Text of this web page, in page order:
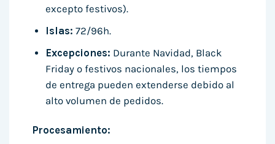
excepto festivos).
Islas: 72/96h.
Excepciones: Durante Navidad, Black
Friday o festivos nacionales, los tiempos
de entrega pueden extenderse debido al
alto volumen de pedidos.
Procesamiento: